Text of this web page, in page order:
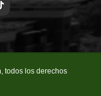
, todos los derechos